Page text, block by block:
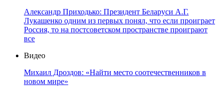
Александр Приходько: Президент Беларуси А.Г.
Лукашенко одним из первых понял, что если проиграет
Россия, то на постсоветском пространстве проиграют
все
Видео
Михаил Дроздов: «Найти место соотечественников в
новом мире»